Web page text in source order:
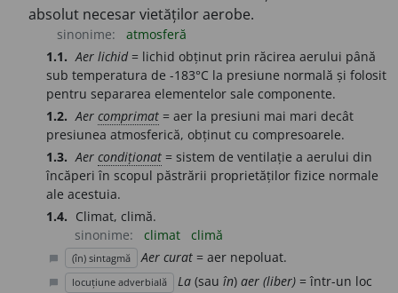
absolut necesar vietăților aerobe.
sinonime:
atmosferă
1.1. Aer lichid= lichid obținut prin răcirea aerului până
sub temperatura de -183°C la presiune normală și folosit
pentru separarea elementelor sale componente.
1.2. Aer comprimat = aer la presiuni mai mari decât
presiunea atmosferică, obținut cu compresoarele.
1.3. Aer condiționat = sistem de ventilație a aerului din
încăperi în scopul păstrării proprietăților fizice normale
ale acestuia.
1.4. Climat, climă.
sinonime:
climat climă
(în) sintagmă Aer curat = aer nepoluat.
locuțiune adverbială La (sau în) aer (liber) = într-un loc